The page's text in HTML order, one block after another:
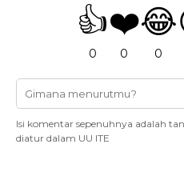
👍
0
❤️
0
😂
0
Isi komentar sepenuhnya adalah
diatur dalam UU ITE